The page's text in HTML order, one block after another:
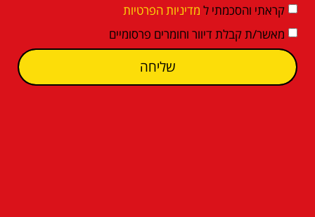
קראתי והסכמתי ל מדיניות הפרטיות
מאשר/ת קבלת דיוור וחומרים פרסומיים
שליחה